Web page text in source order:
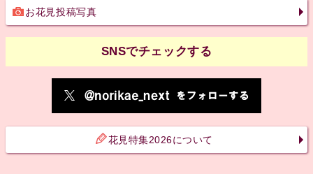
お花見投稿写真
SNSでチェックする
花見特集2026について